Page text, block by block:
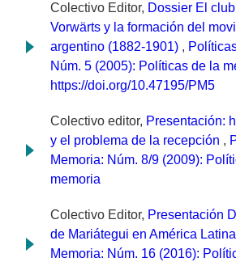
Colectivo Editor, Dossier El
Vorwärts y la formación del
argentino (1882-1901) ,
Núm. 5 (2005): Políticas de la
https://doi.org/10.47195/PM5
Colectivo editor, Presentación:
y el problema de la recepción ,
Memoria: Núm. 8/9 (2009):
memoria
Colectivo Editor, Presentación
de Mariátegui en América Latina
Memoria: Núm. 16 (2016):